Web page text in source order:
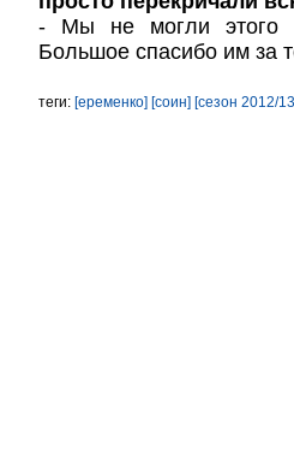
- Мы не могли этого
Большое спасибо им за
теги: [еременко] [соин] [сезон 2012/